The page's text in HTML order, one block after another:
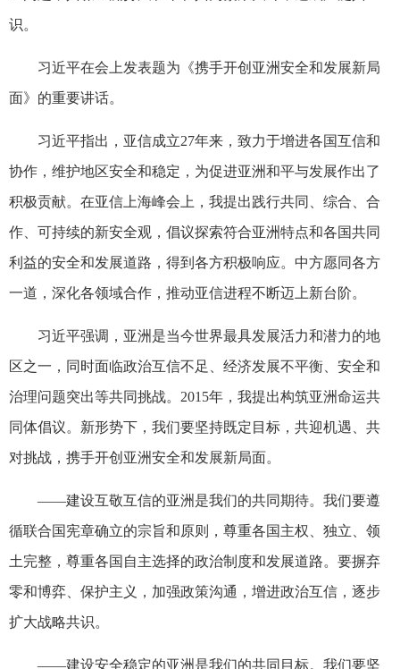
识。
习近平在会上发表题为《携手开创亚洲安全和发展新局
面》的重要讲话。
习近平指出，亚信成立27年来，致力于增进各国互信和
协作，维护地区安全和稳定，为促进亚洲和平与发展作出了
积极贡献。在亚信上海峰会上，我提出践行共同、综合、合
作、可持续的新安全观，倡议探索符合亚洲特点和各国共同
利益的安全和发展道路，得到各方积极响应。中方愿同各方
一道，深化各领域合作，推动亚信进程不断迈上新台阶。
习近平强调，亚洲是当今世界最具发展活力和潜力的地
区之一，同时面临政治互信不足、经济发展不平衡、安全和
治理问题突出等共同挑战。2015年，我提出构筑亚洲命运共
同体倡议。新形势下，我们要坚持既定目标，共迎机遇、共
对挑战，携手开创亚洲安全和发展新局面。
——建设互敬互信的亚洲是我们的共同期待。我们要遵
循联合国宪章确立的宗旨和原则，尊重各国主权、独立、领
土完整，尊重各国自主选择的政治制度和发展道路。要摒弃
零和博弈、保护主义，加强政策沟通，增进政治互信，逐步
扩大战略共识。
——建设安全稳定的亚洲是我们的共同目标。我们要坚